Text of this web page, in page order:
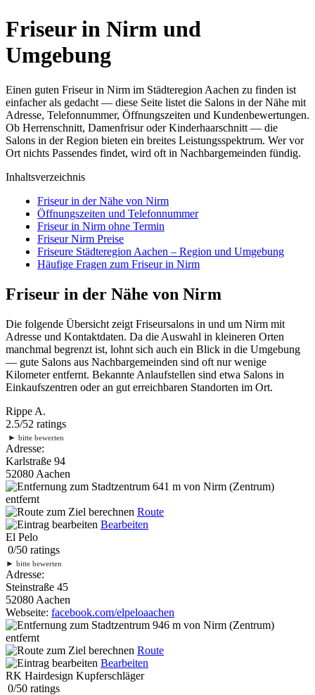
Friseur in Nirm und
Umgebung
Einen guten Friseur in Nirm im Städteregion Aachen zu finden ist
einfacher als gedacht — diese Seite listet die Salons in der Nähe mit
Adresse, Telefonnummer, Öffnungszeiten und Kundenbewertungen.
Ob Herrenschnitt, Damenfrisur oder Kinderhaarschnitt — die
Salons in der Region bieten ein breites Leistungsspektrum. Wer vor
Ort nichts Passendes findet, wird oft in Nachbargemeinden fündig.
Inhaltsverzeichnis
Friseur in der Nähe von Nirm
Öffnungszeiten und Telefonnummer
Friseur in Nirm ohne Termin
Friseur Nirm Preise
Friseure Städteregion Aachen – Region und Umgebung
Häufige Fragen zum Friseur in Nirm
Friseur in der Nähe von Nirm
Die folgende Übersicht zeigt Friseursalons in und um Nirm mit
Adresse und Kontaktdaten. Da die Auswahl in kleineren Orten
manchmal begrenzt ist, lohnt sich auch ein Blick in die Umgebung
— gute Salons aus Nachbargemeinden sind oft nur wenige
Kilometer entfernt. Bekannte Anlaufstellen sind etwa Salons in
Einkaufszentren oder an gut erreichbaren Standorten im Ort.
Rippe A.
2.5/52 ratings
► bitte bewerten
Adresse:
Karlstraße 94
52080 Aachen
641 m von Nirm (Zentrum)
entfernt
Route
Bearbeiten
El Pelo
0/50 ratings
► bitte bewerten
Adresse:
Steinstraße 45
52080 Aachen
Webseite: facebook.com/elpeloaachen
946 m von Nirm (Zentrum)
entfernt
Route
Bearbeiten
RK Hairdesign Kupferschläger
0/50 ratings